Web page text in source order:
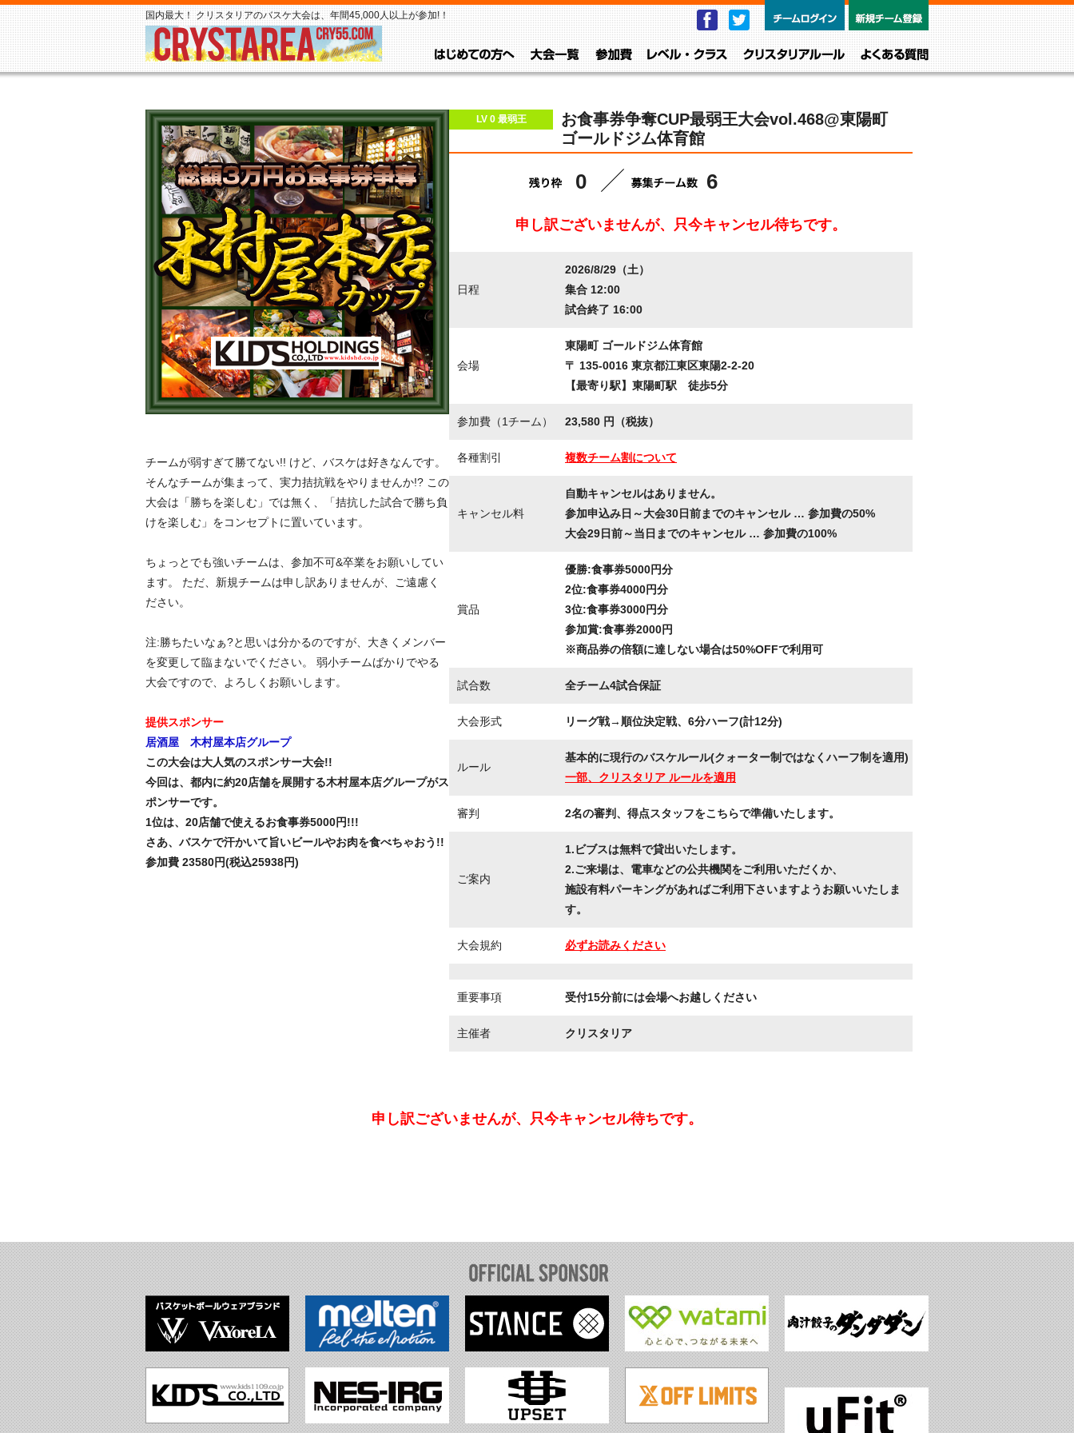
国内最大！ クリスタリアのバスケ大会は、年間45,000人以上が参加!！ FacebookTwitter
はじめての方へ
大会一覧参加費 レベル・クラス
チームが弱すぎて勝てない!! けど、バスケは好きなんです。
そんなチームが集まって、実力拮抗戦をやりませんか!? この
大会は「勝ちを楽しむ」では無く、「拮抗した試合で勝ち負
けを楽しむ」をコンセプトに置いています。
ちょっとでも強いチームは、参加不可&卒業をお願いしてい
ます。 ただ、新規チームは申し訳ありませんが、ご遠慮く
ださい。
注:勝ちたいなぁ?と思いは分かるのですが、大きくメンバー
を変更して臨まないでください。 弱小チームばかりでやる
大会ですので、よろしくお願いします。
提供スポンサー
居酒屋 木村屋本店グループ
この大会は大人気のスポンサー大会!!
今回は、都内に約20店舗を展開する木村屋本店グループがス
ポンサーです。
1位は、20店舗で使えるお食事券5000円!!!
さあ、バスケで汗かいて旨いビールやお肉を食べちゃおう!!
参加費 23580円(税込25938円)
LV 0 最弱王
お食事券争奪CUP最弱王大会vol.468@東陽町
ゴールドジム体育館
0 6
申し訳ございませんが、只今キャンセル待ちです。
日程
2026/8/29（土）
集合 12:00
試合終了 16:00
会場
東陽町 ゴールドジム体育館
〒 135-0016 東京都江東区東陽2-2-20
【最寄り駅】東陽町駅 徒歩5分
参加費（1チーム） 23,580 円（税抜）
各種割引 複数チーム割について
キャンセル料
自動キャンセルはありません。
参加申込み日～大会30日前までのキャンセル … 参加費の50%
大会29日前～当日までのキャンセル … 参加費の100%
賞品
優勝:食事券5000円分
2位:食事券4000円分
3位:食事券3000円分
参加賞:食事券2000円
※商品券の倍額に達しない場合は50%OFFで利用可
試合数 全チーム4試合保証
大会形式 リーグ戦→順位決定戦、6分ハーフ(計12分)
ルール
基本的に現行のバスケルール(クォーター制ではなくハーフ制を適用)
一部、クリスタリア ルールを適用
審判 2名の審判、得点スタッフをこちらで準備いたします。
ご案内
1.ビブスは無料で貸出いたします。
2.ご来場は、電車などの公共機関をご利用いただくか、
施設有料パーキングがあればご利用下さいますようお願いいたしま
す。
大会規約 必ずお読みください
重要事項 受付15分前には会場へお越しください
主催者 クリスタリア
申し訳ございませんが、只今キャンセル待ちです。